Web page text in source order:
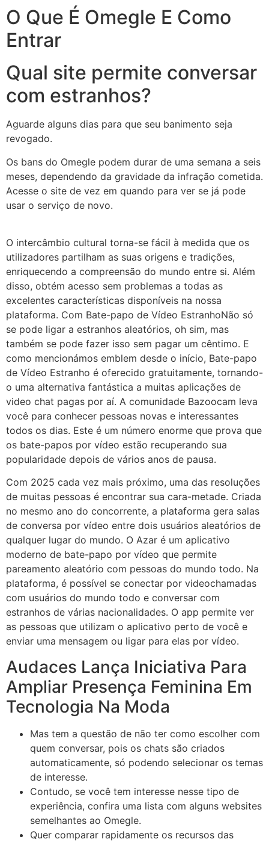
O Que É Omegle E Como
Entrar
Qual site permite conversar
com estranhos?
Aguarde alguns dias para que seu banimento seja
revogado.
Os bans do Omegle podem durar de uma semana a seis
meses, dependendo da gravidade da infração cometida.
Acesse o site de vez em quando para ver se já pode
usar o serviço de novo.
O intercâmbio cultural torna-se fácil à medida que os
utilizadores partilham as suas origens e tradições,
enriquecendo a compreensão do mundo entre si. Além
disso, obtém acesso sem problemas a todas as
excelentes características disponíveis na nossa
plataforma. Com Bate-papo de Vídeo EstranhoNão só
se pode ligar a estranhos aleatórios, oh sim, mas
também se pode fazer isso sem pagar um cêntimo. E
como mencionámos emblem desde o início, Bate-papo
de Vídeo Estranho é oferecido gratuitamente, tornando-
o uma alternativa fantástica a muitas aplicações de
video chat pagas por aí. A comunidade Bazoocam leva
você para conhecer pessoas novas e interessantes
todos os dias. Este é um número enorme que prova que
os bate-papos por vídeo estão recuperando sua
popularidade depois de vários anos de pausa.
Com 2025 cada vez mais próximo, uma das resoluções
de muitas pessoas é encontrar sua cara-metade. Criada
no mesmo ano do concorrente, a plataforma gera salas
de conversa por vídeo entre dois usuários aleatórios de
qualquer lugar do mundo. O Azar é um aplicativo
moderno de bate-papo por vídeo que permite
pareamento aleatório com pessoas do mundo todo. Na
plataforma, é possível se conectar por videochamadas
com usuários do mundo todo e conversar com
estranhos de várias nacionalidades. O app permite ver
as pessoas que utilizam o aplicativo perto de você e
enviar uma mensagem ou ligar para elas por vídeo.
Audaces Lança Iniciativa Para
Ampliar Presença Feminina Em
Tecnologia Na Moda
Mas tem a questão de não ter como escolher com
quem conversar, pois os chats são criados
automaticamente, só podendo selecionar os temas
de interesse.
Contudo, se você tem interesse nesse tipo de
experiência, confira uma lista com alguns websites
semelhantes ao Omegle.
Quer comparar rapidamente os recursos das